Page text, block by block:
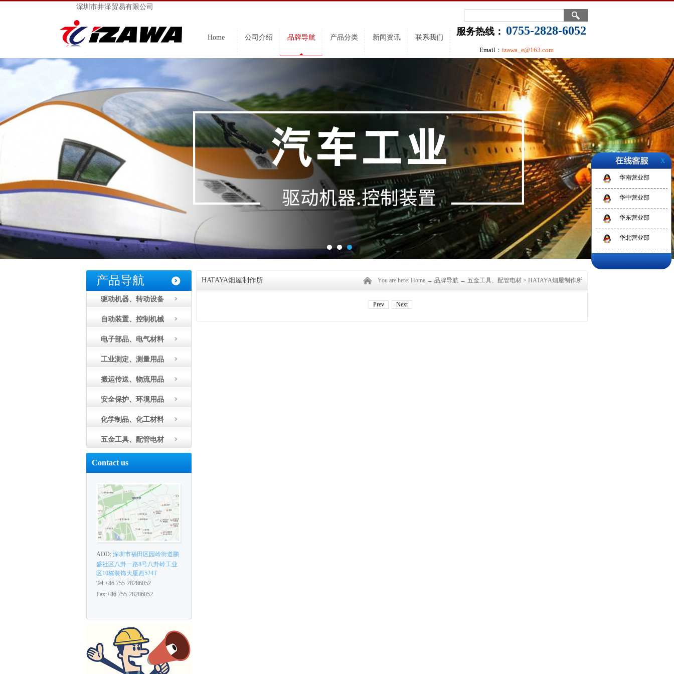
深圳市井泽贸易有限公司
服务热线： 0755-2828-6052
Email： izawa_e@163.com
Home 公司介绍 品牌导航 产品分类 新闻资讯 联系我们
产品导航
驱动机器、转动设备
自动装置、控制机械
电子部品、电气材料
工业测定、测量用品
搬运传送、物流用品
安全保护、环境用品
化学制品、化工材料
五金工具、配管电材
Contact us
ADD: 深圳市福田区园岭街道鹏
盛社区八卦一路8号八卦岭工业
区10栋装饰大厦西524T
Tel:+86 755-28286052
Fax:+86 755-28286052
HATAYA畑屋制作所 You are here: Home → 品牌导航 → 五金工具、配管电材 > HATAYA畑屋制作所
Prev Next
X
华南营业部
华中营业部
华东营业部
华北营业部